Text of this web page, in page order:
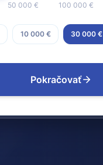
50 000 € 100 000 €
10 000 € 30 000 €
Pokračovať